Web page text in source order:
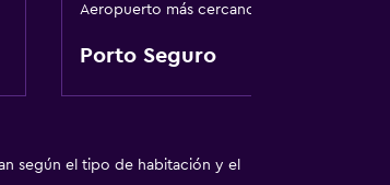
Aeropuerto más cercano
Porto Seguro
según el tipo de habitación y el